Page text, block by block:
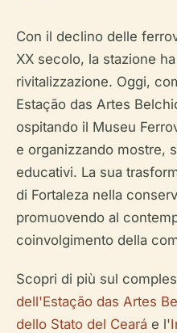
Con il declino delle
XX secolo, la stazione
rivitalizzazione. Oggi,
Estação das Artes
ospitando il Museu
e organizzando mostre,
educativi. La sua
di Fortaleza nella
promuovendo al
coinvolgimento della
Scopri di più sul
dell'Estação das Artes
dello Stato del Ceará e l'